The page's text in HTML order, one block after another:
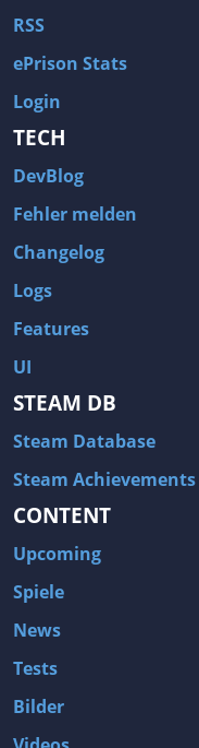
RSS
ePrison Stats
Login
TECH
DevBlog
Fehler melden
Changelog
Logs
Features
UI
STEAM DB
Steam Database
Steam Achievements
CONTENT
Upcoming
Spiele
News
Tests
Bilder